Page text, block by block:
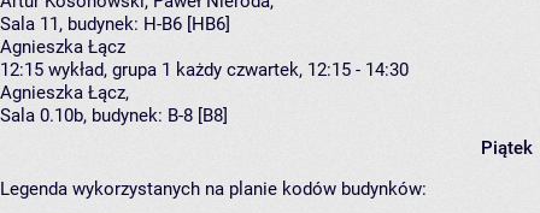
Sala 11, budynek: H-B6 [HB6]
Agnieszka Łącz
12:15 wykład, grupa 1 każdy czwartek, 12:15 - 14:30
Agnieszka Łącz,
Sala 0.10b, budynek: B-8 [B8]
Piątek
Legenda wykorzystanych na planie kodów budynków: